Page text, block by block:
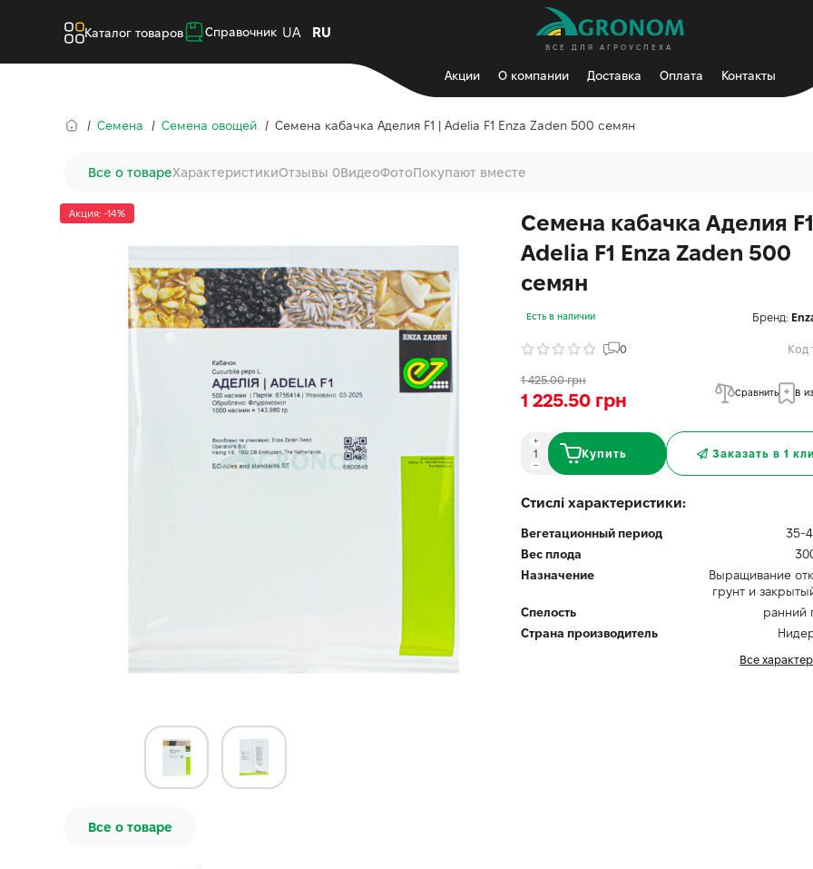
Каталог товаров Справочник UA RU
ВСЕ ДЛЯ АГРОУСПЕХА
Акции О компании Доставка Оплата Контакты
Семена Семена овощей Семена кабачка Аделия F1 | Adelia F1 Enza Zaden 500 семян
Все о товареХарактеристикиОтзывы 0ВидеоФотоПокупают вместе
Акция: -14%
Семена кабачка Аделия
Adelia F1 Enza Zaden 500
семян
Есть в наличии Бренд:
0 Код
1 425.00 грн
1 225.50 грн Сравнить В
Купить Заказать в 1
Стислі характеристики:
Вегетационный период
35-
Вес плода
Назначение
Выращивание
грунт и
Спелость
ранний
Страна производитель
Все
Все о товаре